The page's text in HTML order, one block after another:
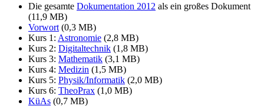
Die gesamte Dokumentation 2012 als ein großes Dokument
(11,9 MB)
Vorwort (0,3 MB)
Kurs 1: Astronomie (2,8 MB)
Kurs 2: Digitaltechnik (1,8 MB)
Kurs 3: Mathematik (3,1 MB)
Kurs 4: Medizin (1,5 MB)
Kurs 5: Physik/Informatik (2,0 MB)
Kurs 6: TheoPrax (1,0 MB)
KüAs (0,7 MB)